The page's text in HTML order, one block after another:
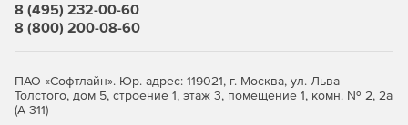
8 (495) 232-00-60
8 (800) 200-08-60
ПАО «Софтлайн». Юр. адрес: 119021, г. Москва, ул. Льва
Толстого, дом 5, строение 1, этаж 3, помещение 1, комн. № 2, 2а
(А-311)